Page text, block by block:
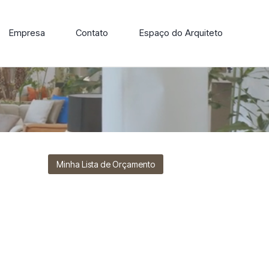
Empresa Contato Espaço do Arquiteto
nossa linha de cadeiras, poltronas, sofás e mesas de
Minha Lista de Orçamento